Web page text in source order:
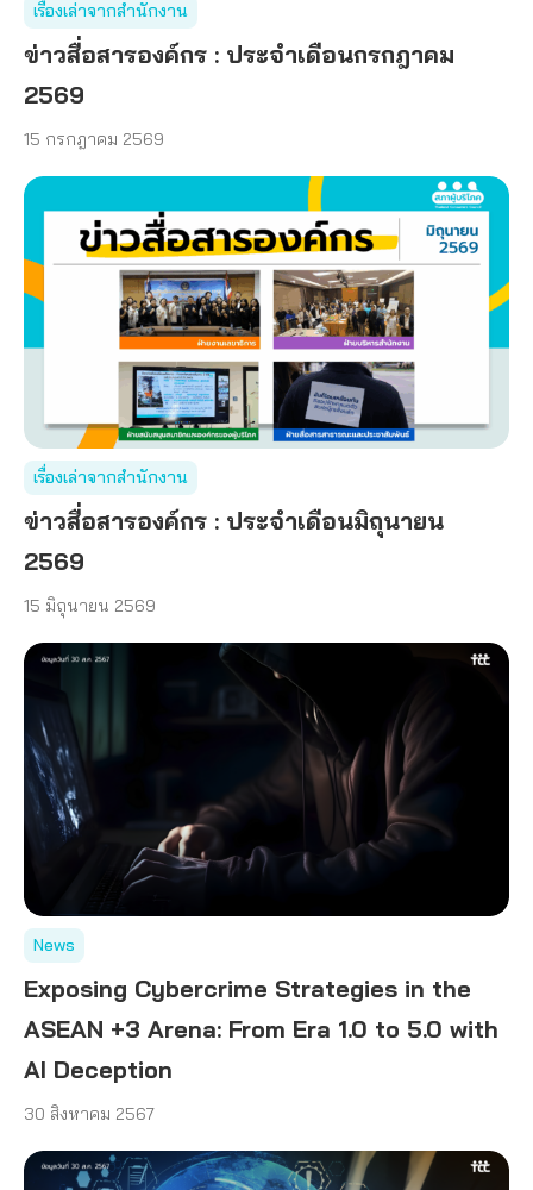
เรื่องเล่าจากสำนักงาน
ข่าวสื่อสารองค์กร : ประจำเดือนกรกฎาคม
2569
15 กรกฎาคม 2569
เรื่องเล่าจากสำนักงาน
ข่าวสื่อสารองค์กร : ประจำเดือนมิถุนายน
2569
15 มิถุนายน 2569
News
Exposing Cybercrime Strategies in the
ASEAN +3 Arena: From Era 1.0 to 5.0 with
AI Deception
30 สิงหาคม 2567